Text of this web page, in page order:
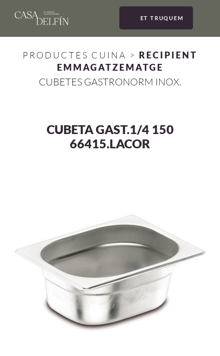
ET TRUQUEM
PRODUCTES CUINA > RECIPIENT
EMMAGATZEMATGE
CUBETES GASTRONORM INOX.
CUBETA GAST.1/4 150
66415.LACOR